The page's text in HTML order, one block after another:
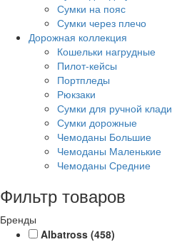
Сумки на пояс
Сумки через плечо
Дорожная коллекция
Кошельки нагрудные
Пилот-кейсы
Портпледы
Рюкзаки
Сумки для ручной клади
Сумки дорожные
Чемоданы Большие
Чемоданы Маленькие
Чемоданы Средние
Фильтр товаров
Бренды
Albatross (458)